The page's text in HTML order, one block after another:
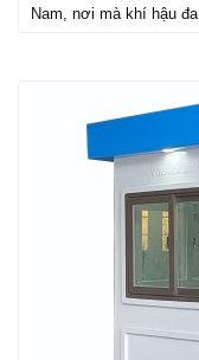
Nam, nơi mà khí hậu